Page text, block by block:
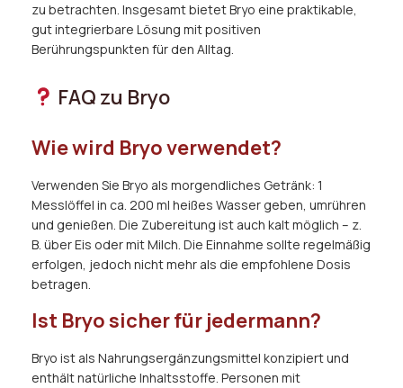
zu betrachten. Insgesamt bietet Bryo eine praktikable,
gut integrierbare Lösung mit positiven
Berührungspunkten für den Alltag.
FAQ zu Bryo
Wie wird Bryo verwendet?
Verwenden Sie Bryo als morgendliches Getränk: 1
Messlöffel in ca. 200 ml heißes Wasser geben, umrühren
und genießen. Die Zubereitung ist auch kalt möglich – z.
B. über Eis oder mit Milch. Die Einnahme sollte regelmäßig
erfolgen, jedoch nicht mehr als die empfohlene Dosis
betragen.
Ist Bryo sicher für jedermann?
Bryo ist als Nahrungsergänzungsmittel konzipiert und
enthält natürliche Inhaltsstoffe. Personen mit